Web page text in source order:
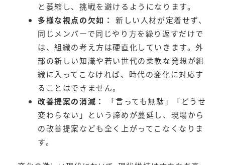
と萎縮し、挑戦を避けるようになります。
多様な視点の欠如：
新しい人材が定着せず、
同じメンバーで同じやり方を繰り返すだけで
は、組織の考え方は硬直化していきます。外
部の新しい知識や若い世代の柔軟な発想が組
織に入ってこなければ、時代の変化に対応す
ることはできません。
改善提案の消滅：
「言っても無駄」「どうせ
変わらない」という諦めが蔓延し、現場から
の改善提案なども全く上がってこなくなりま
す。